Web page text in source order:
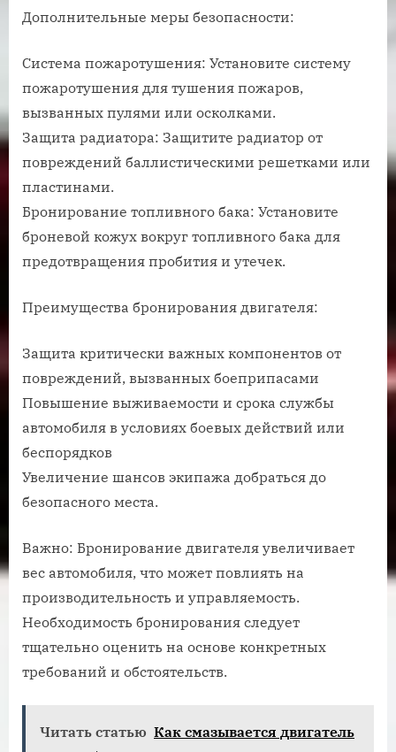
Дополнительные меры безопасности:
Система пожаротушения: Установите систему
пожаротушения для тушения пожаров,
вызванных пулями или осколками.
Защита радиатора: Защитите радиатор от
повреждений баллистическими решетками или
пластинами.
Бронирование топливного бака: Установите
броневой кожух вокруг топливного бака для
предотвращения пробития и утечек.
Преимущества бронирования двигателя:
Защита критически важных компонентов от
повреждений, вызванных боеприпасами
Повышение выживаемости и срока службы
автомобиля в условиях боевых действий или
беспорядков
Увеличение шансов экипажа добраться до
безопасного места.
Важно: Бронирование двигателя увеличивает
вес автомобиля, что может повлиять на
производительность и управляемость.
Необходимость бронирования следует
тщательно оценить на основе конкретных
требований и обстоятельств.
Читать статью Как смазывается двигатель